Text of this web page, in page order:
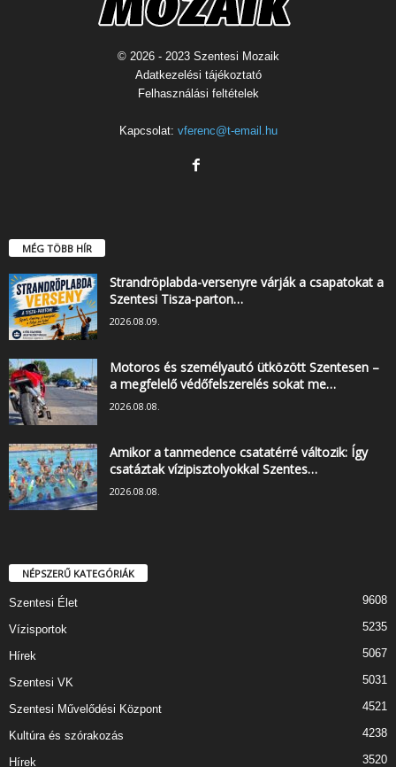
© 2026 - 2023 Szentesi Mozaik
Adatkezelési tájékoztató
Felhasználási feltételek
Kapcsolat: vferenc@t-email.hu
MÉG TÖBB HÍR
Strandröplabda-versenyre várják a csapatokat a
Szentesi Tisza-parton…
2026.08.09.
Motoros és személyautó ütközött Szentesen –
a megfelelő védőfelszerelés sokat me…
2026.08.08.
Amikor a tanmedence csatatérré változik: Így
csatáztak vízipisztolyokkal Szentes…
2026.08.08.
NÉPSZERŰ KATEGÓRIÁK
Szentesi Élet 9608
Vízisportok 5235
Hírek 5067
Szentesi VK 5031
Szentesi Művelődési Központ 4521
Kultúra és szórakozás 4238
Hírek 3520